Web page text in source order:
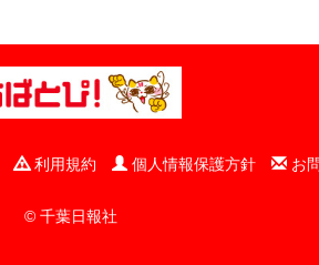
利用規約 個人情報保護方針 お
© 千葉日報社